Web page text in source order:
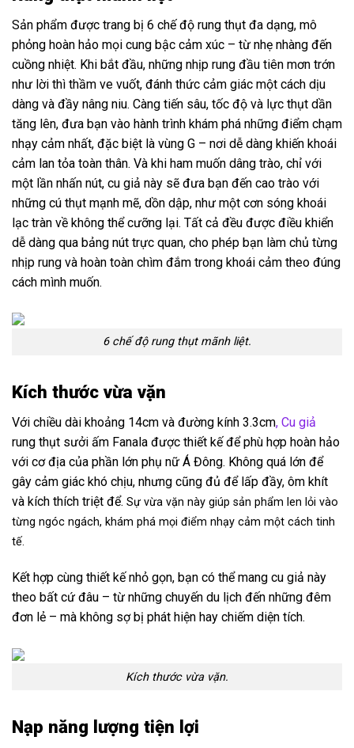
Sản phẩm được trang bị 6 chế độ rung thụt đa dạng, mô
phỏng hoàn hảo mọi cung bậc cảm xúc – từ nhẹ nhàng đến
cuồng nhiệt. Khi bắt đầu, những nhịp rung đầu tiên mơn trớn
như lời thì thầm ve vuốt, đánh thức cảm giác một cách dịu
dàng và đầy nâng niu. Càng tiến sâu, tốc độ và lực thụt dần
tăng lên, đưa bạn vào hành trình khám phá những điểm chạm
nhạy cảm nhất, đặc biệt là vùng G – nơi dễ dàng khiến khoái
cảm lan tỏa toàn thân. Và khi ham muốn dâng trào, chỉ với
một lần nhấn nút, cu giả này sẽ đưa bạn đến cao trào với
những cú thụt mạnh mẽ, dồn dập, như một cơn sóng khoái
lạc tràn về không thể cưỡng lại. Tất cả đều được điều khiển
dễ dàng qua bảng nút trực quan, cho phép bạn làm chủ từng
nhịp rung và hoàn toàn chìm đắm trong khoái cảm theo đúng
cách mình muốn.
6 chế độ rung thụt mãnh liệt.
Kích thước vừa vặn
Với chiều dài khoảng 14cm và đường kính 3.3cm, Cu giả
rung thụt sưởi ấm Fanala được thiết kế để phù hợp hoàn hảo
với cơ địa của phần lớn phụ nữ Á Đông. Không quá lớn để
gây cảm giác khó chịu, nhưng cũng đủ để lấp đầy, ôm khít
và kích thích triệt để. Sự vừa vặn này giúp sản phẩm len lỏi vào
từng ngóc ngách, khám phá mọi điểm nhạy cảm một cách tinh
tế.
Kết hợp cùng thiết kế nhỏ gọn, bạn có thể mang cu giả này
theo bất cứ đâu – từ những chuyến du lịch đến những đêm
đơn lẻ – mà không sợ bị phát hiện hay chiếm diện tích.
Kích thước vừa vặn.
Nạp năng lượng tiện lợi